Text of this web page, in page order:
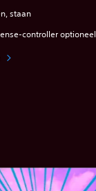
staan
controller optioneel